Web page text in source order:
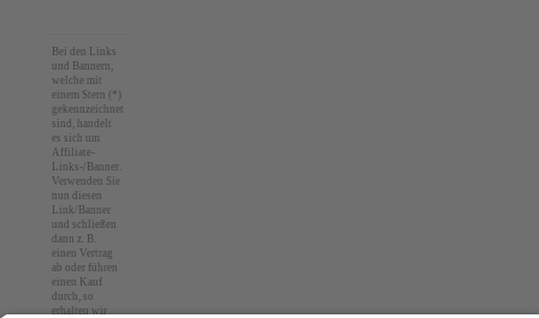
Bei den Links
und Bannern,
welche mit
einem Stern (*)
gekennzeichnet
sind, handelt
es sich um
Affiliate-
Links-/Banner.
Verwenden Sie
nun diesen
Link/Banner
und schließen
dann z. B.
einen Vertrag
ab oder führen
einen Kauf
durch, so
erhalten wir